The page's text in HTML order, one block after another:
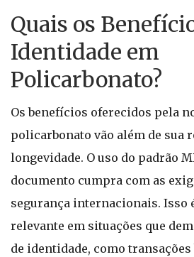
Quais os
Identidade em
Policarbonato?
Os benefícios oferecidos pela
policarbonato vão além de sua
longevidade. O uso do padrão
documento cumpra com as
segurança internacionais. Isso
relevante em situações que
de identidade, como transações